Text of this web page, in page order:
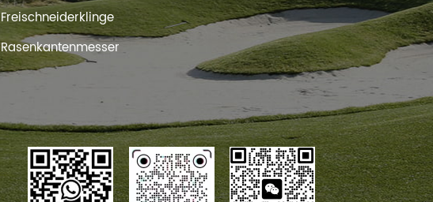
Freischneiderklinge
Rasenkantenmesser